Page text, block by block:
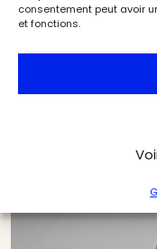
consentement peut avoir
et fonctions.
d’artisans